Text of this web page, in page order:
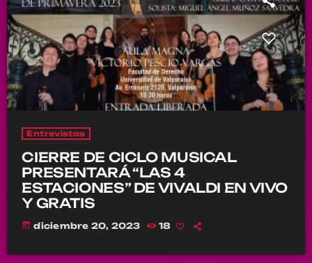
Entrevistas
CIERRE DE CICLO MUSICAL
PRESENTARÁ “LAS 4
ESTACIONES” DE VIVALDI EN VIVO
Y GRATIS
today diciembre 20, 2023 18